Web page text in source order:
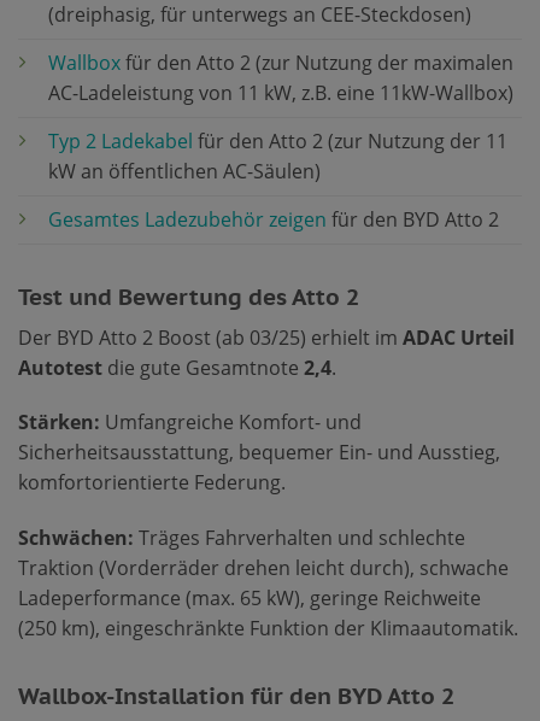
(dreiphasig, für unterwegs an CEE-Steckdosen)
Wallboxfür den Atto 2 (zur Nutzung der maximalen
AC-Ladeleistung von 11 kW, z.B. eine 11kW-Wallbox)
Typ 2 Ladekabel für den Atto 2 (zur Nutzung der 11
kW an öffentlichen AC-Säulen)
Gesamtes Ladezubehör zeigen für den BYD Atto 2
Test und Bewertung des Atto 2
Der BYD Atto 2 Boost (ab 03/25) erhielt im ADAC Urteil
Autotest die gute Gesamtnote 2,4.
Stärken: Umfangreiche Komfort- und
Sicherheitsausstattung, bequemer Ein- und Ausstieg,
komfortorientierte Federung.
Schwächen: Träges Fahrverhalten und schlechte
Traktion (Vorderräder drehen leicht durch), schwache
Ladeperformance (max. 65 kW), geringe Reichweite
(250 km), eingeschränkte Funktion der Klimaautomatik.
Wallbox-Installation für den BYD Atto 2